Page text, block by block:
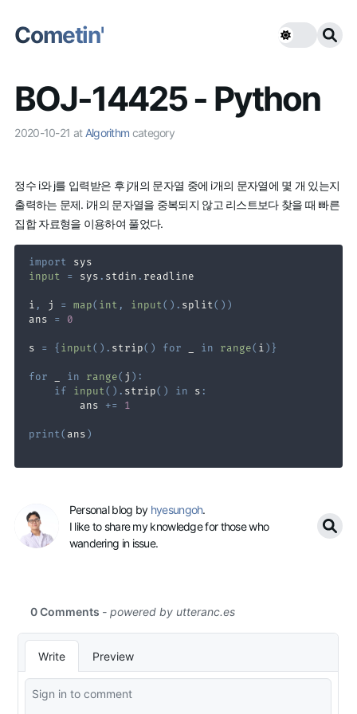
Cometin'
BOJ-14425 - Python
2020-10-21 at Algorithm category
정수 i와 j를 입력받은 후 j개의 문자열 중에 i개의 문자열에 몇 개 있는지
출력하는 문제. i개의 문자열을 중복되지 않고 리스트보다 찾을 때 빠른
집합 자료형을 이용하여 풀었다.
import
input
= sys . stdin .
i , j = map( int , input( ) . split( ) )
ans = 0
s = { input( ) . strip( ) for in range( i ) }
for in range( j ) :
if
input( ) . strip( ) in s :
        ans
+= 1
print( ans )
Personal blog by hyesungoh.
I like to share my knowledge for those who
wandering in issue.